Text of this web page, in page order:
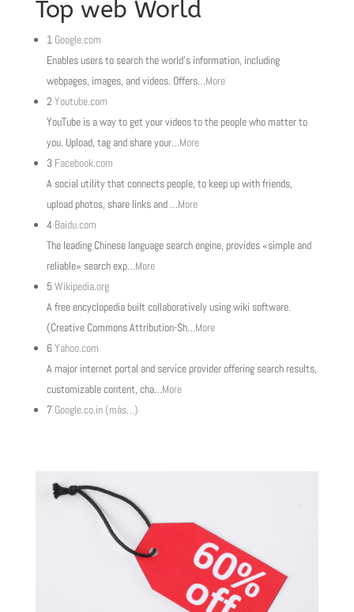
Top web World
1 Google.com
Enables users to search the world’s information, including
webpages, images, and videos. Offers… More
2 Youtube.com
YouTube is a way to get your videos to the people who matter to
you. Upload, tag and share your… More
3 Facebook.com
A social utility that connects people, to keep up with friends,
upload photos, share links and
More
4 Baidu.com
The leading Chinese language search engine, provides «simple and
reliable» search exp… More
5Wikipedia.org
A free encyclopedia built collaboratively using wiki software.
(Creative Commons Attribution-Sh… More
6Yahoo.com
A major internet portal and service provider offering search results,
customizable content, cha… More
7 Google.co.in (más…)